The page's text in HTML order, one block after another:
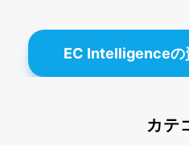
EC Intelligenceの
カテ